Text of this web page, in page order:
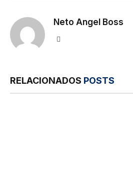
Neto Angel Boss
RELACIONADOS POSTS